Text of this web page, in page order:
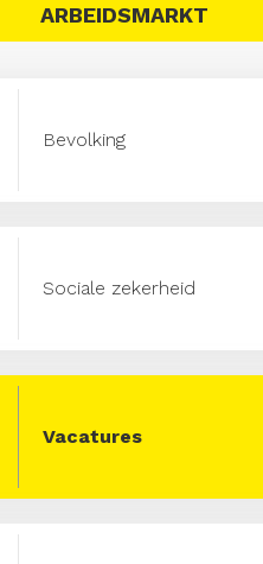
ARBEIDSMARKT
Bevolking
Sociale zekerheid
Vacatures